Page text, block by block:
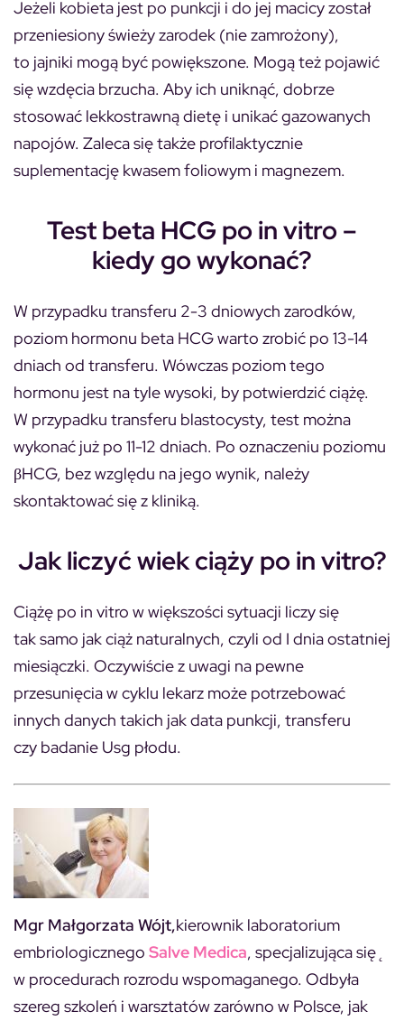
Jeżeli kobieta jest po punkcji i do jej macicy został
przeniesiony świeży zarodek (nie zamrożony),
to jajniki mogą być powiększone. Mogą też pojawić
się wzdęcia brzucha. Aby ich uniknąć, dobrze
stosować lekkostrawną dietę i unikać gazowanych
napojów. Zaleca się także profilaktycznie
suplementację kwasem foliowym i magnezem.
Test beta HCG po in vitro –
kiedy go wykonać?
W przypadku transferu 2-3 dniowych zarodków,
poziom hormonu beta HCG warto zrobić po 13-14
dniach od transferu. Wówczas poziom tego
hormonu jest na tyle wysoki, by potwierdzić ciążę.
W przypadku transferu blastocysty, test można
wykonać już po 11-12 dniach. Po oznaczeniu poziomu
βHCG, bez względu na jego wynik, należy
skontaktować się z kliniką.
Jak liczyć wiek ciąży po in vitro?
Ciążę po in vitro w większości sytuacji liczy się
tak samo jak ciąż naturalnych, czyli od I dnia ostatniej
miesiączki. Oczywiście z uwagi na pewne
przesunięcia w cyklu lekarz może potrzebować
innych danych takich jak data punkcji, transferu
czy badanie Usg płodu.
Mgr Małgorzata Wójt,kierownik laboratorium
embriologicznego Salve Medica, specjalizująca się̨
w procedurach rozrodu wspomaganego. Odbyła
szereg szkoleń i warsztatów zarówno w Polsce, jak